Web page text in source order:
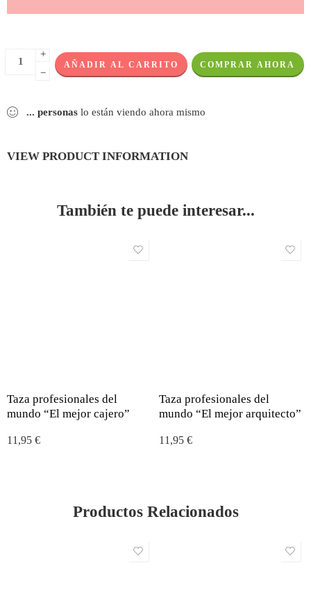
+
−
AÑADIR AL CARRITO COMPRAR AHORA
... personas lo están viendo ahora mismo
VIEW PRODUCT INFORMATION
También te puede interesar...
Taza profesionales del
mundo “El mejor cajero”
11,95 €
Taza profesionales del
mundo “El mejor arquitecto”
11,95 €
Productos Relacionados